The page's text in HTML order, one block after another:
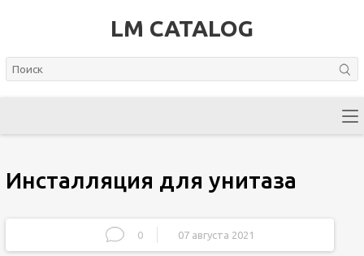
LM CATALOG
Инсталляция для унитаза
0 07 августа 2021